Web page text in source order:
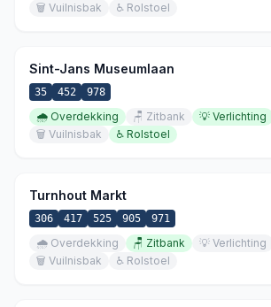
🗑️ Vuilnisbak ♿ Rolstoel
Sint-Jans Museumlaan
35 452 978
🌧️ Overdekking 🪑 Zitbank 💡 Verlichting
🗑️ Vuilnisbak ♿ Rolstoel
Turnhout Markt
306 417 525 905 971
🌧️ Overdekking 🪑 Zitbank 💡 Verlichting
🗑️ Vuilnisbak ♿ Rolstoel